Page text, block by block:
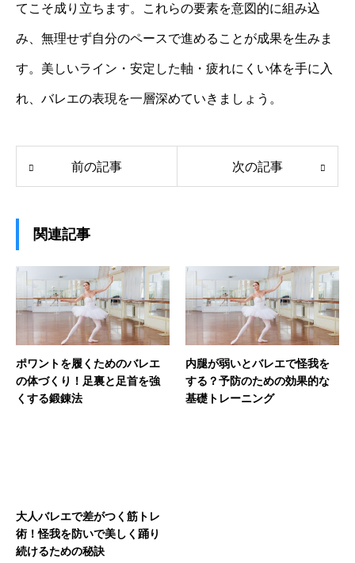
てこそ成り立ちます。これらの要素を意図的に組み込
み、無理せず自分のペースで進めることが成果を生みま
す。美しいライン・安定した軸・疲れにくい体を手に入
れ、バレエの表現を一層深めていきましょう。
前の記事 次の記事
関連記事
ポワントを履くためのバレエ
の体づくり！足裏と足首を強
くする鍛錬法
内腿が弱いとバレエで怪我を
する？予防のための効果的な
基礎トレーニング
大人バレエで差がつく筋トレ
術！怪我を防いで美しく踊り
続けるための秘訣